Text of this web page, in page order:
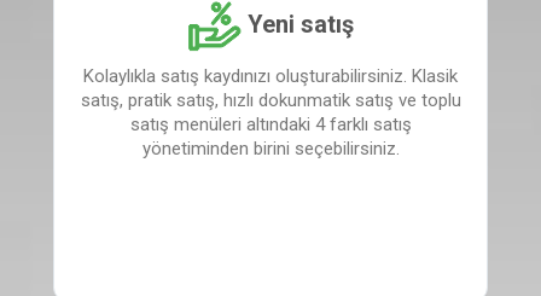
Yeni satış
Kolaylıkla satış kaydınızı oluşturabilirsiniz. Klasik
satış, pratik satış, hızlı dokunmatik satış ve toplu
satış menüleri altındaki 4 farklı satış
yönetiminden birini seçebilirsiniz.